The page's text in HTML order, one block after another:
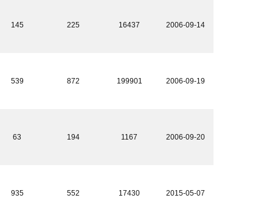
145
225 16437 2006-09-14
539
872 199901 2006-09-19
63
194 1167 2006-09-20
935
552 17430 2015-05-07